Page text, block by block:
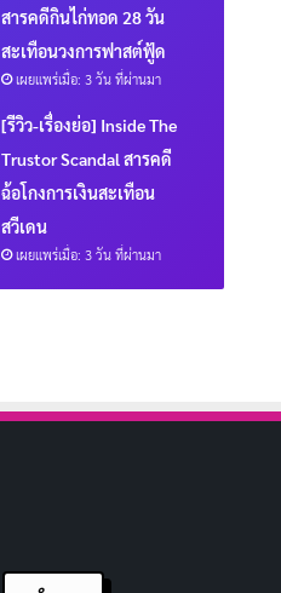
สารคดีกินไก่ทอด 28 วัน
สะเทือนวงการฟาสต์ฟู้ด
เผยแพร่เมื่อ: 3 วัน ที่ผ่านมา
[รีวิว-เรื่องย่อ] Inside The
Trustor Scandal สารคดี
ฉ้อโกงการเงินสะเทือน
สวีเดน
เผยแพร่เมื่อ: 3 วัน ที่ผ่านมา